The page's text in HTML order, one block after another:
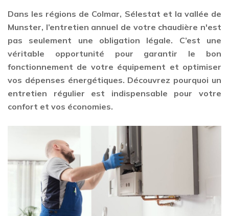
Dans les régions de Colmar, Sélestat et la vallée de
Munster, l’entretien annuel de votre chaudière n'est
pas seulement une obligation légale. C’est une
véritable opportunité pour garantir le bon
fonctionnement de votre équipement et optimiser
vos dépenses énergétiques. Découvrez pourquoi un
entretien régulier est indispensable pour votre
confort et vos économies.